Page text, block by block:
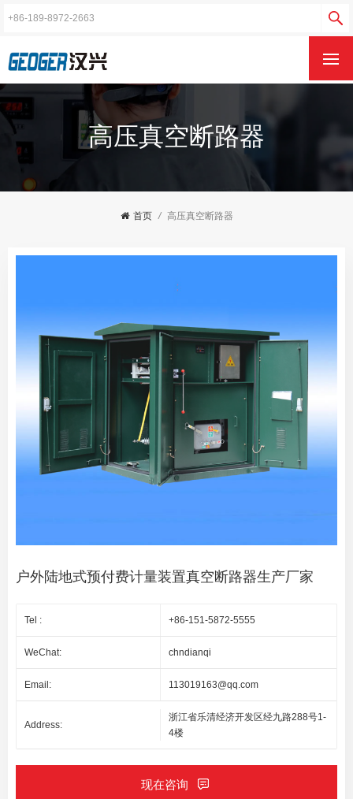
高压真空断路器
首页 / 高压真空断路器
户外陆地式预付费计量装置真空断路器生产厂家
Tel : +86-151-5872-5555
WeChat: chndianqi
Email: 113019163@qq.com
Address:
浙江省乐清经济开发区经九路288号1-
4楼
现在咨询